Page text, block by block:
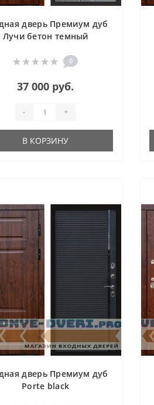
дверь Премиум дуб
Лучи бетон темный
0
37 000 руб.
- +
В КОРЗИНУ
дверь Премиум дуб
Porte black